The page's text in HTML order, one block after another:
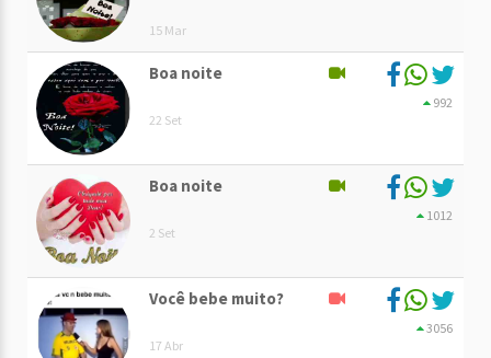
15 Mar
Boa noite
22 Set
992
Boa noite
2 Set
1012
Você bebe muito?
17 Abr
3056